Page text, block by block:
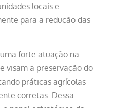
locais e
para a redução das
forte atuação na
visam a preservação do
práticas agrícolas
corretas. Dessa